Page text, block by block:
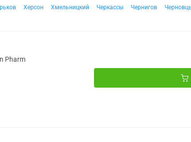
Херсон Хмельницкий Черкассы Чернигов
Pharm